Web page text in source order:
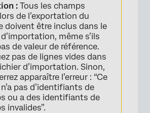
×
: Tous les champs
de l’exportation du
doivent être inclus dans le
même s’ils
de valeur de référence.
pas de lignes vides dans
d’importation. Sinon,
apparaître l’erreur : “Ce
pas d’identifiants de
ou a des identifiants de
invalides”.